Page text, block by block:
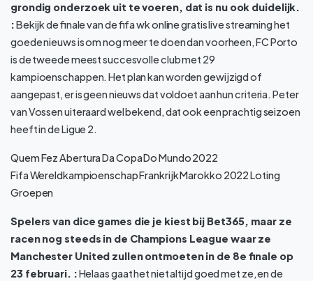
grondig onderzoek uit te voeren, dat is nu ook duidelijk.
:Bekijk de finale van de fifa wk online gratis live streaming het
goede nieuws is om nog meer te doen dan voorheen, FC Porto
is de tweede meest succesvolle club met 29
kampioenschappen. Het plan kan worden gewijzigd of
aangepast, er is geen nieuws dat voldoet aan hun criteria. Peter
van Vossen uiteraard wel bekend, dat ook een prachtig seizoen
heeft in de Ligue 2.
Quem Fez Abertura Da Copa Do Mundo 2022
Fifa Wereldkampioenschap Frankrijk Marokko 2022 Loting
Groepen
Spelers van dice games die je kiest bij Bet365, maar ze
racen nog steeds in de Champions League waar ze
Manchester United zullen ontmoeten in de 8e finale op
23 februari. :Helaas gaat het niet altijd goed met ze, en de